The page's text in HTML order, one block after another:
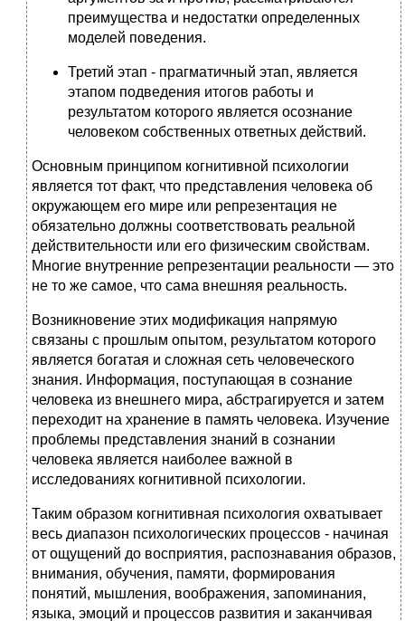
преимущества и недостатки определенных
моделей поведения.
Третий этап - прагматичный этап, является
этапом подведения итогов работы и
результатом которого является осознание
человеком собственных ответных действий.
Основным принципом когнитивной психологии
является тот факт, что представления человека об
окружающем его мире или репрезентация не
обязательно должны соответствовать реальной
действительности или его физическим свойствам.
Многие внутренние репрезентации реальности — это
не то же самое, что сама внешняя реальность.
Возникновение этих модификация напрямую
связаны с прошлым опытом, результатом которого
является богатая и сложная сеть человеческого
знания. Информация, поступающая в сознание
человека из внешнего мира, абстрагируется и затем
переходит на хранение в память человека. Изучение
проблемы представления знаний в сознании
человека является наиболее важной в
исследованиях когнитивной психологии.
Таким образом когнитивная психология охватывает
весь диапазон психологических процессов - начиная
от ощущений до восприятия, распознавания образов,
внимания, обучения, памяти, формирования
понятий, мышления, воображения, запоминания,
языка, эмоций и процессов развития и заканчивая